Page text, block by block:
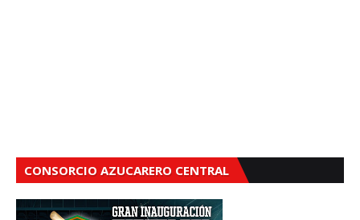
CONSORCIO AZUCARERO CENTRAL